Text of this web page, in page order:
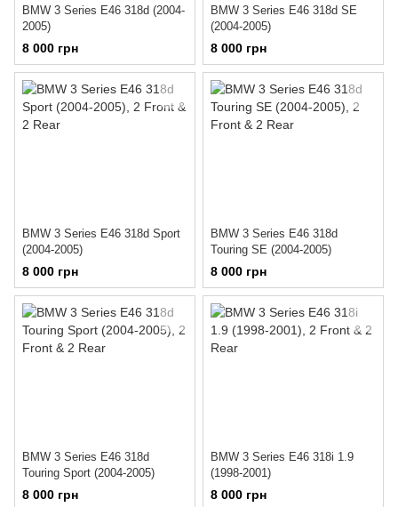
BMW 3 Series E46 318d (2004-
2005)
8 000 грн
BMW 3 Series E46 318d SE
(2004-2005)
8 000 грн
BMW 3 Series E46 318d Sport
(2004-2005)
8 000 грн
BMW 3 Series E46 318d
Touring SE (2004-2005)
8 000 грн
BMW 3 Series E46 318d
Touring Sport (2004-2005)
8 000 грн
BMW 3 Series E46 318i 1.9
(1998-2001)
8 000 грн